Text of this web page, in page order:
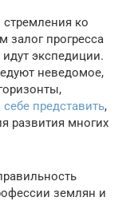
ко
залог прогресса
экспедиции.
неведомое,
представить,
развития многих
землян и